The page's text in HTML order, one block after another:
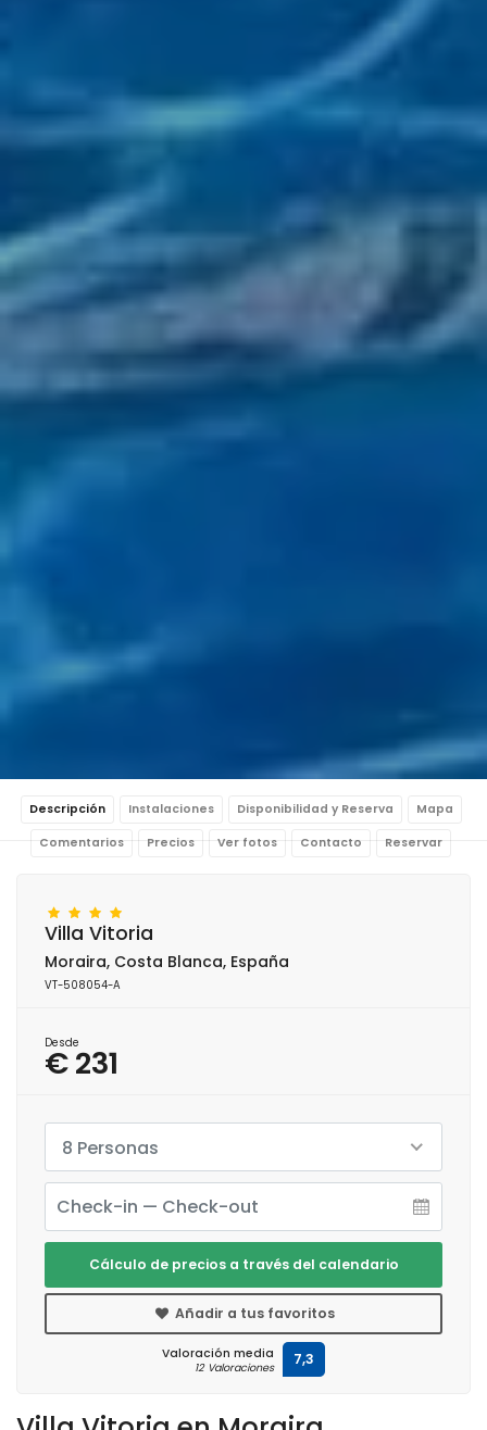
Descripción Instalaciones Disponibilidad y Reserva Mapa
Comentarios Precios Ver fotos Contacto Reservar
Villa Vitoria
Moraira, Costa Blanca, España
VT-508054-A
Desde
€ 231
8 Personas
Cálculo de precios a través del calendario
Añadir a tus favoritos
Valoración media
12 Valoraciones 7,3